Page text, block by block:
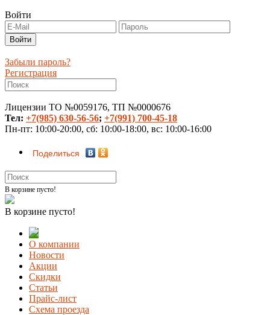
Войти
Забыли пароль?
Регистрация
Лицензии ТО №0059176, ТП №0000676
Тел: +7(985) 630-56-56; +7(991) 700-45-18
Пн-пт: 10:00-20:00, сб: 10:00-18:00, вс: 10:00-16:00
Поделиться
В корзине пусто!
В корзине пусто!
О компании
Новости
Акции
Скидки
Статьи
Прайс-лист
Схема проезда